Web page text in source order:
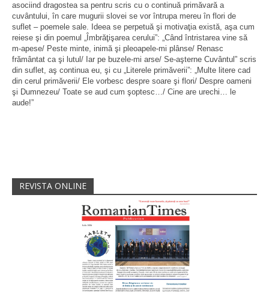
asociind dragostea sa pentru scris cu o continuă primăvară a
cuvântului, în care mugurii slovei se vor întrupa mereu în flori de
suflet – poemele sale. Ideea se perpetuă şi motivaţia există, aşa cum
reiese şi din poemul „Îmbrăţişarea cerului”: „Când întristarea vine să
m-apese/ Peste minte, inimă şi pleoapele-mi plânse/ Renasc
frământat ca şi lutul/ Iar pe buzele-mi arse/ Se-aşterne Cuvântul” scris
din suflet, aş continua eu, şi cu „Literele primăverii”: „Multe litere cad
din cerul primăverii/ Ele vorbesc despre soare şi flori/ Despre oameni
şi Dumnezeu/ Toate se aud cum şoptesc…/ Cine are urechi… le
aude!”
REVISTA ONLINE